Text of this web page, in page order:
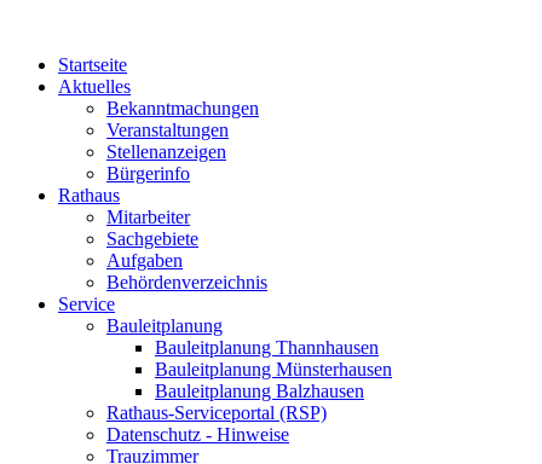
Startseite
Aktuelles
Bekanntmachungen
Veranstaltungen
Stellenanzeigen
Bürgerinfo
Rathaus
Mitarbeiter
Sachgebiete
Aufgaben
Behördenverzeichnis
Service
Bauleitplanung
Bauleitplanung Thannhausen
Bauleitplanung Münsterhausen
Bauleitplanung Balzhausen
Rathaus-Serviceportal (RSP)
Datenschutz - Hinweise
Trauzimmer